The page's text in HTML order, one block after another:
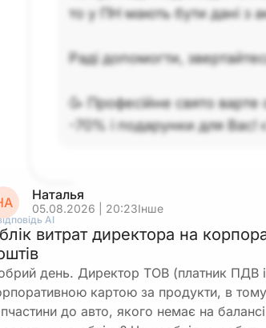
то у ПН мають бути дані з
Раді допомогти,
🥳 Професійне свято
-70% і подарунки для Вас!
Наталья
05.08.2026 | 20:23Інше
АІ
витрат директора на
день. Директор ТОВ (платник ПДВ
картою за продукти, в тому
до авто, якого немає на